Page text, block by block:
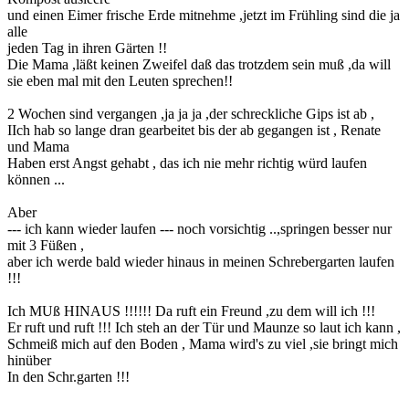
und einen Eimer frische Erde mitnehme ,jetzt im Frühling sind die ja
alle
jeden Tag in ihren Gärten !!
Die Mama ,läßt keinen Zweifel daß das trotzdem sein muß ,da will
sie eben mal mit den Leuten sprechen!!
2 Wochen sind vergangen ,ja ja ja ,der schreckliche Gips ist ab ,
IIch hab so lange dran gearbeitet bis der ab gegangen ist , Renate
und Mama
Haben erst Angst gehabt , das ich nie mehr richtig würd laufen
können ...
Aber
--- ich kann wieder laufen --- noch vorsichtig ..,springen besser nur
mit 3 Füßen ,
aber ich werde bald wieder hinaus in meinen Schrebergarten laufen
!!!
Ich MUß HINAUS !!!!!! Da ruft ein Freund ,zu dem will ich !!!
Er ruft und ruft !!! Ich steh an der Tür und Maunze so laut ich kann ,
Schmeiß mich auf den Boden , Mama wird's zu viel ,sie bringt mich
hinüber
In den Schr.garten !!!